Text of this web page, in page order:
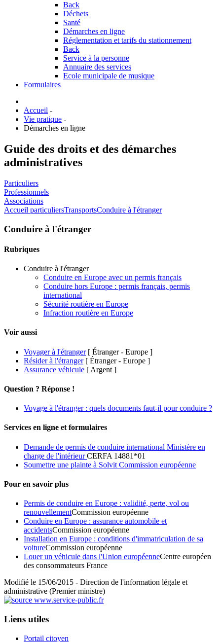
Back
Déchets
Santé
Démarches en ligne
Réglementation et tarifs du stationnement
Back
Service à la personne
Annuaire des services
Ecole municipale de musique
Formulaires
Accueil -
Vie pratique -
Démarches en ligne
Guide des droits et des démarches
administratives
Particuliers
Professionnels
Associations
Accueil particuliersTransportsConduire à l'étranger
Conduire à l'étranger
Rubriques
Conduire à l'étranger
Conduire en Europe avec un permis français
Conduire hors Europe : permis français, permis
international
Sécurité routière en Europe
Infraction routière en Europe
Voir aussi
Voyager à l'étranger[ Étranger - Europe ]
Résider à l'étranger[ Étranger - Europe ]
Assurance véhicule [ Argent ]
Question ? Réponse !
Voyage à l'étranger : quels documents faut-il pour conduire ?
Services en ligne et formulaires
Demande de permis de conduire international Ministère en
charge de l'intérieurCERFA 14881*01
Soumettre une plainte à Solvit Commission européenne
Pour en savoir plus
Permis de conduire en Europe : validité, perte, vol ou
renouvellementCommission européenne
Conduire en Europe : assurance automobile et
accidentsCommission européenne
Installation en Europe : conditions d'immatriculation de sa
voitureCommission européenne
Louer un véhicule dans l'Union européenneCentre européen
des consommateurs France
Modifié le 15/06/2015 - Direction de l'information légale et
administrative (Premier ministre)
Liens utiles
Portail citoyen